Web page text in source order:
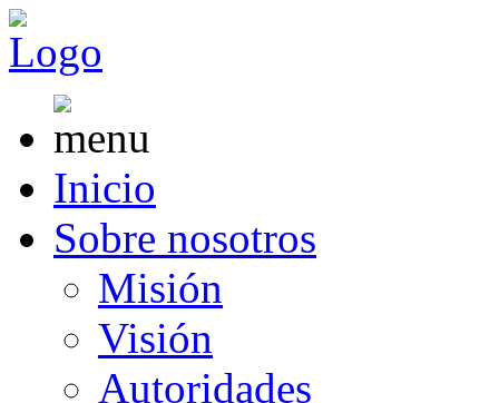
Inicio
Sobre nosotros
Misión
Visión
Autoridades